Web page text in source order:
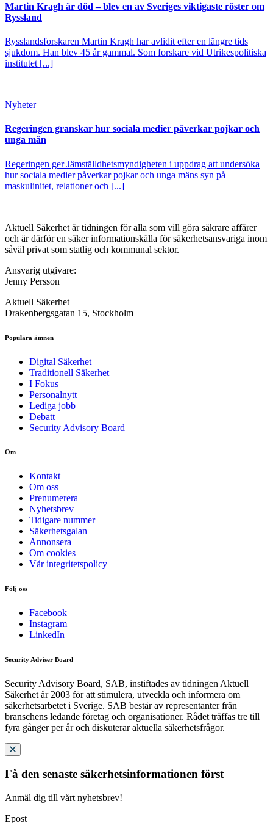
Martin Kragh är död – blev en av Sveriges viktigaste röster om
Ryssland
Rysslandsforskaren Martin Kragh har avlidit efter en längre tids
sjukdom. Han blev 45 år gammal. Som forskare vid Utrikespolitiska
institutet [...]
Nyheter
Regeringen granskar hur sociala medier påverkar pojkar och
unga män
Regeringen ger Jämställdhetsmyndigheten i uppdrag att undersöka
hur sociala medier påverkar pojkar och unga mäns syn på
maskulinitet, relationer och [...]
Aktuell Säkerhet är tidningen för alla som vill göra säkrare affärer
och är därför en säker informationskälla för säkerhets­ansvariga inom
såväl privat som statlig och kommunal sektor.
Ansvarig utgivare:
Jenny Persson
Aktuell Säkerhet
Drakenbergsgatan 15, Stockholm
Populära ämnen
Digital Säkerhet
Traditionell Säkerhet
I Fokus
Personalnytt
Lediga jobb
Debatt
Security Advisory Board
Om
Kontakt
Om oss
Prenumerera
Nyhetsbrev
Tidigare nummer
Säkerhetsgalan
Annonsera
Om cookies
Vår integritetspolicy
Följ oss
Facebook
Instagram
LinkedIn
Security Adviser Board
Security Advisory Board, SAB, instiftades av tidningen Aktuell
Säkerhet år 2003 för att stimulera, utveckla och informera om
säkerhetsarbetet i Sverige. SAB består av representanter från
branschens ledande företag och organisationer. Rådet träffas tre till
fyra gånger per år och diskuterar aktuella säkerhetsfrågor.
Få den senaste säkerhetsinformationen först
Anmäl dig till vårt nyhetsbrev!
Epost